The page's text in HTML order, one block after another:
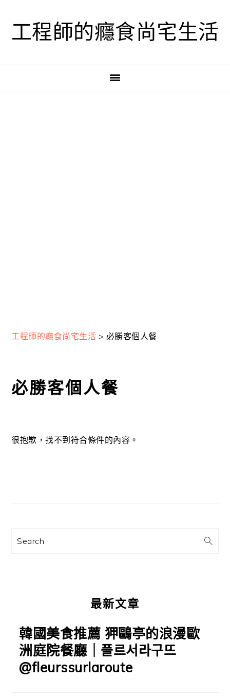
工程師的癮食尚宅生活
工程師的癮食尚宅生活 > 必勝客個人餐
必勝客個人餐
很抱歉，找不到符合條件的內容。
訊
Search
最新文章
韓國美食推薦 狎鷗亭的浪漫歐
洲庭院餐廳｜플르서라구뜨
@fleurssurlaroute